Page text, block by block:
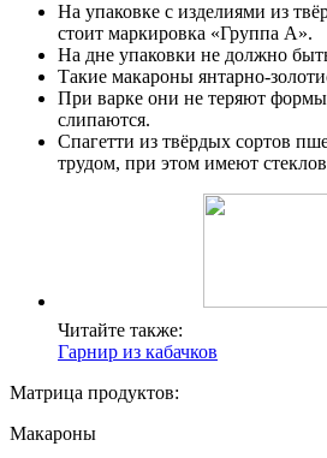
На упаковке с изделиями из
стоит маркировка «Группа А».
На дне упаковки не должно
Такие макароны янтарно-
При варке они не теряют
слипаются.
Спагетти из твёрдых сортов
трудом, при этом имеют
Читайте также:
Гарнир из кабачков
Матрица продуктов:
Макароны